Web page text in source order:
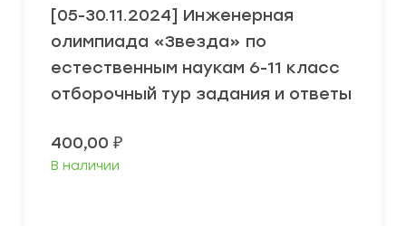
[05-30.11.2024] Инженерная
олимпиада «Звезда» по
естественным наукам 6-11 класс
отборочный тур задания и ответы
400,00 ₽
В наличии